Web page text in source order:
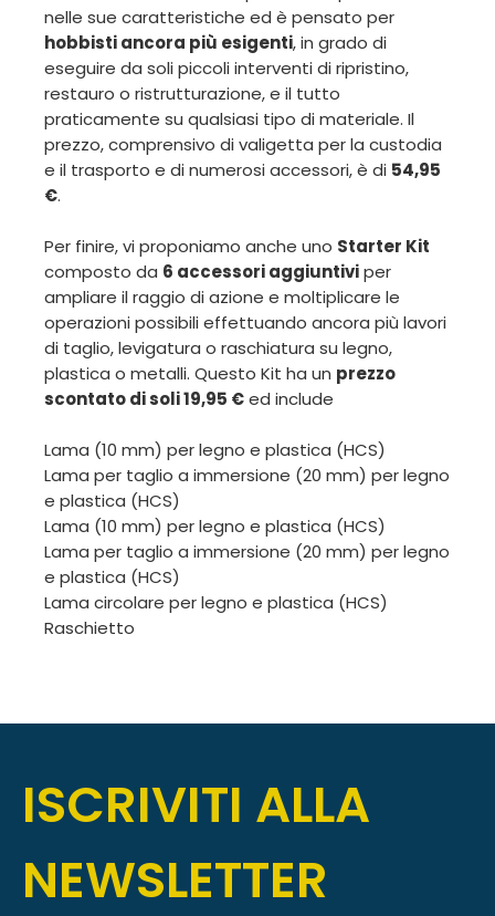
nelle sue caratteristiche ed è pensato per
hobbisti ancora più esigenti, in grado di
eseguire da soli piccoli interventi di ripristino,
restauro o ristrutturazione, e il tutto
praticamente su qualsiasi tipo di materiale. Il
prezzo, comprensivo di valigetta per la custodia
e il trasporto e di numerosi accessori, è di 54,95
€.
Per finire, vi proponiamo anche uno Starter Kit
composto da 6 accessori aggiuntiviper
ampliare il raggio di azione e moltiplicare le
operazioni possibili effettuando ancora più lavori
di taglio, levigatura o raschiatura su legno,
plastica o metalli. Questo Kit ha un prezzo
scontato di soli 19,95 €ed include
Lama (10 mm) per legno e plastica (HCS)
Lama per taglio a immersione (20 mm) per legno
e plastica (HCS)
Lama (10 mm) per legno e plastica (HCS)
Lama per taglio a immersione (20 mm) per legno
e plastica (HCS)
Lama circolare per legno e plastica (HCS)
Raschietto
ISCRIVITI ALLA
NEWSLETTER